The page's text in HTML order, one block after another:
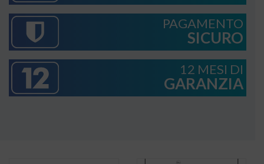
PAGAMENTO
SICURO
12 MESI DI
GARANZIA